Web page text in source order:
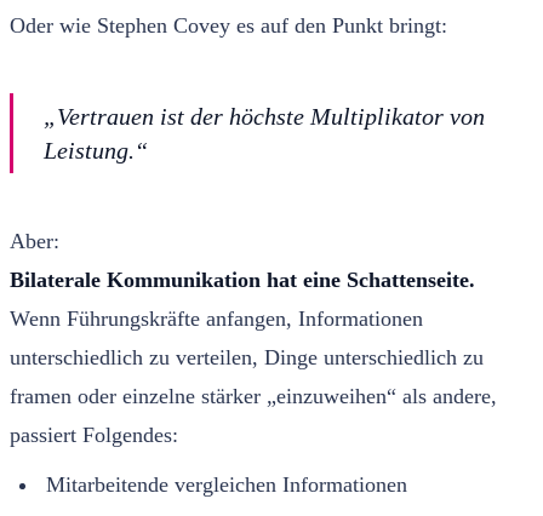
Oder wie Stephen Covey es auf den Punkt bringt:
„Vertrauen ist der höchste Multiplikator von
Leistung.“
Aber:
Bilaterale Kommunikation hat eine Schattenseite.
Wenn Führungskräfte anfangen, Informationen
unterschiedlich zu verteilen, Dinge unterschiedlich zu
framen oder einzelne stärker „einzuweihen“ als andere,
passiert Folgendes:
Mitarbeitende vergleichen Informationen